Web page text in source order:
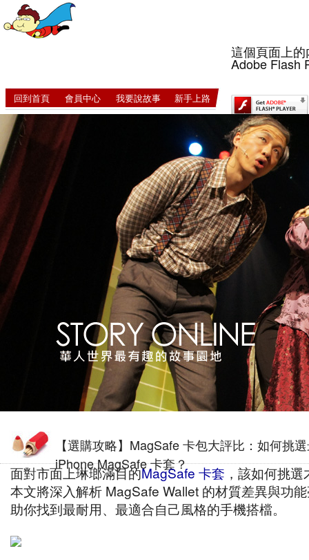
這個頁面上
Adobe Flash
回到首頁 會員中心 我要說故事 新手上路
【選購攻略】MagSafe 卡包大評比：如何挑
iPhone MagSafe 卡套？
面對市面上琳瑯滿目的MagSafe 卡套 ，該如何挑
本文將深入解析 MagSafe Wallet 的材質差異與功
助你找到最耐用、最適合自己風格的手機搭檔。